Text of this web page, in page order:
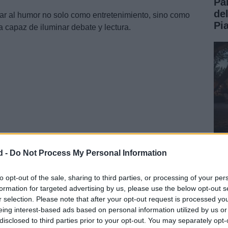
- Do Not Process My Personal Information
opt-out of the sale, sharing to third parties, or processing of your
for targeted advertising by us, please use the below opt-out
selection. Please note that after your opt-out request is processed
interest-based ads based on personal information utilized by us
to third parties prior to your opt-out. You may separately
al humor no solo como entretenimiento, sino como
capaz de iluminar debate y lectura.
pódcast, talleres y encuentros profesionales.
y